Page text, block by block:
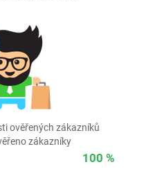
ověřených zákazníků
zákazníky
100 %